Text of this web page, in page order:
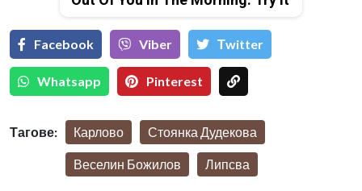
Facebook Viber Тwitter
Whatsapp Pinterest
Тагове: Карлово Стоянка Дудекова
Веселин Божилов Липсва